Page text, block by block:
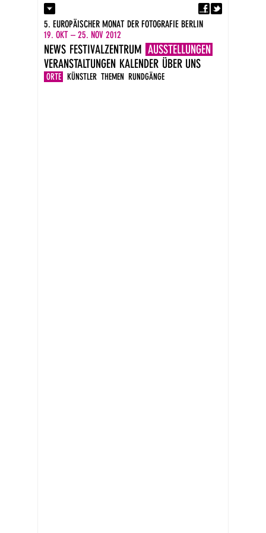
Kontakt
Presse
Impressum
DE
EN
5. EUROPÄISCHER MONAT DER FOTOGRAFIE BERLIN
19. OKT – 25. NOV 2012
NEWS FESTIVALZENTRUM AUSSTELLUNGEN
ORTE KÜNSTLER THEMEN RUNDGÄNGE
VERANSTALTUNGEN KALENDER ÜBER UNS